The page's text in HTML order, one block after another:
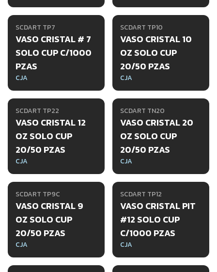
SCDART TP7
VASO CRISTAL # 7
SOLO CUP C/1000
PZAS
CJA
SCDART TP10
VASO CRISTAL 10
OZ SOLO CUP
20/50 PZAS
CJA
SCDART TP22
VASO CRISTAL 12
OZ SOLO CUP
20/50 PZAS
CJA
SCDART TN20
VASO CRISTAL 20
OZ SOLO CUP
20/50 PZAS
CJA
SCDART TP9C
VASO CRISTAL 9
OZ SOLO CUP
20/50 PZAS
CJA
SCDART TP12
VASO CRISTAL PIT
#12 SOLO CUP
C/1000 PZAS
CJA